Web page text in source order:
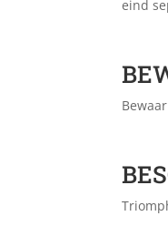
eind